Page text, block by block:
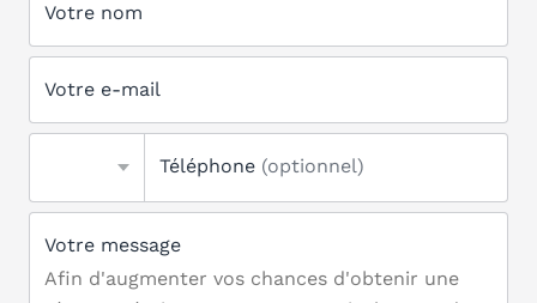
Votre nom
Votre e-mail
Téléphone (optionnel)
Votre message